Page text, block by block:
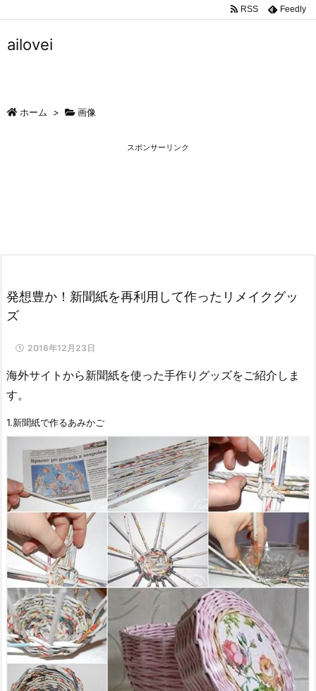
RSS Feedly
ailovei
ホーム > 画像
スポンサーリンク
発想豊か！新聞紙を再利用して作ったリメイクグッ
ズ
2016年12月23日
海外サイトから新聞紙を使った手作りグッズをご紹介しま
す。
1.新聞紙で作るあみかご